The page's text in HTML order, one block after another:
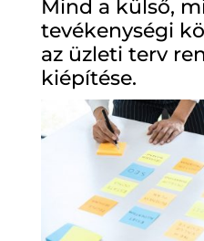
Mind a külső,
tevékenységi
az üzleti terv
kiépítése.